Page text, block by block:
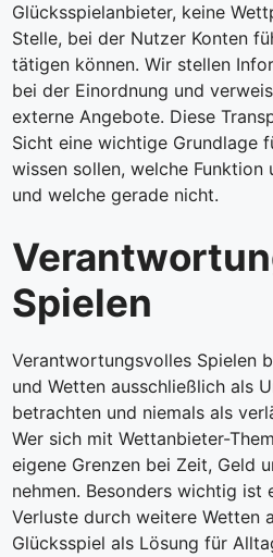
Glücksspielanbieter, keine
Stelle, bei der Nutzer Konten
tätigen können. Wir stellen
bei der Einordnung und
externe Angebote. Diese
Sicht eine wichtige Grundlage
wissen sollen, welche Funktion
und welche gerade nicht.
Spielen
Verantwortungsvolles Spielen
und Wetten ausschließlich als
betrachten und niemals als
Wer sich mit Wettanbieter-
eigene Grenzen bei Zeit, Geld
nehmen. Besonders wichtig ist
Verluste durch weitere Wetten
Glücksspiel als Lösung für